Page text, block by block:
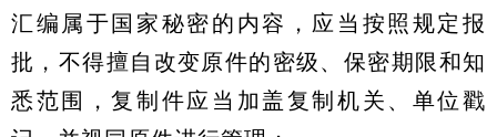
汇编属于国家秘密的内容，应当按照规定报
批，不得擅自改变原件的密级、保密期限和知
悉范围，复制件应当加盖复制机关、单位戳